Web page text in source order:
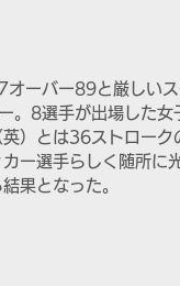
オーバー89と厳しい
。8選手が出場した
）とは36ストロー
ー選手らしく随所
果となった。